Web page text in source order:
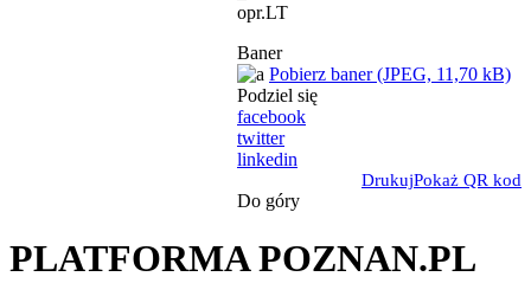
opr.LT
Baner
Pobierz baner (JPEG, 11,70 kB)
Podziel się
facebook
twitter
linkedin
DrukujPokaż QR kod
Do góry
PLATFORMA POZNAN.PL